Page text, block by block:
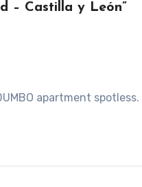
– Castilla y León”
apartment